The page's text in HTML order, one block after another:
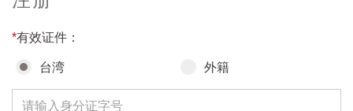
*有效证件：
台湾 外籍